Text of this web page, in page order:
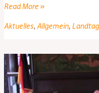
Schwarz-
Sicherheit
senken
–
Read More »
Aktuelles, Allgemein,